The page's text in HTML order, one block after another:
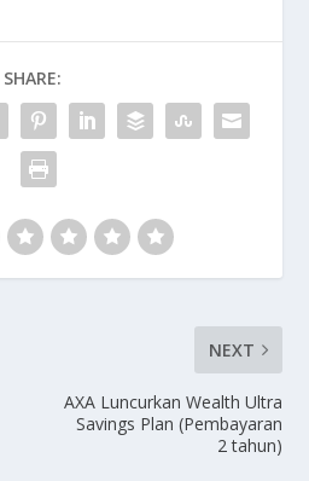
SHARE:
NEXT
AXA Luncurkan Wealth Ultra
Savings Plan (Pembayaran
2 tahun)